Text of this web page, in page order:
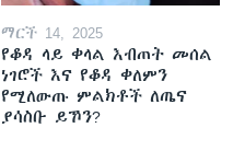
ማርች 14, 2025
የቆዳ ላይ ቀላል እብጠት መሰል
ነገሮች እና የቆዳ ቀለምን
የሚለውጡ ምልክቶች ለጤና
ያሳስቡ ይኾን?